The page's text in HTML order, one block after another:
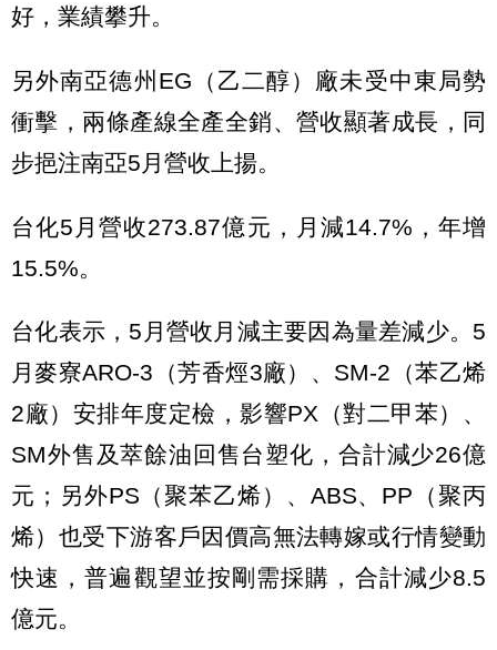
好，業績攀升。
另外南亞德州EG（乙二醇）廠未受中東局勢
衝擊，兩條產線全產全銷、營收顯著成長，同
步挹注南亞5月營收上揚。
台化5月營收273.87億元，月減14.7%，年增
15.5%。
台化表示，5月營收月減主要因為量差減少。5
月麥寮ARO-3（芳香烴3廠）、SM-2（苯乙烯
2廠）安排年度定檢，影響PX（對二甲苯）、
SM外售及萃餘油回售台塑化，合計減少26億
元；另外PS（聚苯乙烯）、ABS、PP（聚丙
烯）也受下游客戶因價高無法轉嫁或行情變動
快速，普遍觀望並按剛需採購，合計減少8.5
億元。